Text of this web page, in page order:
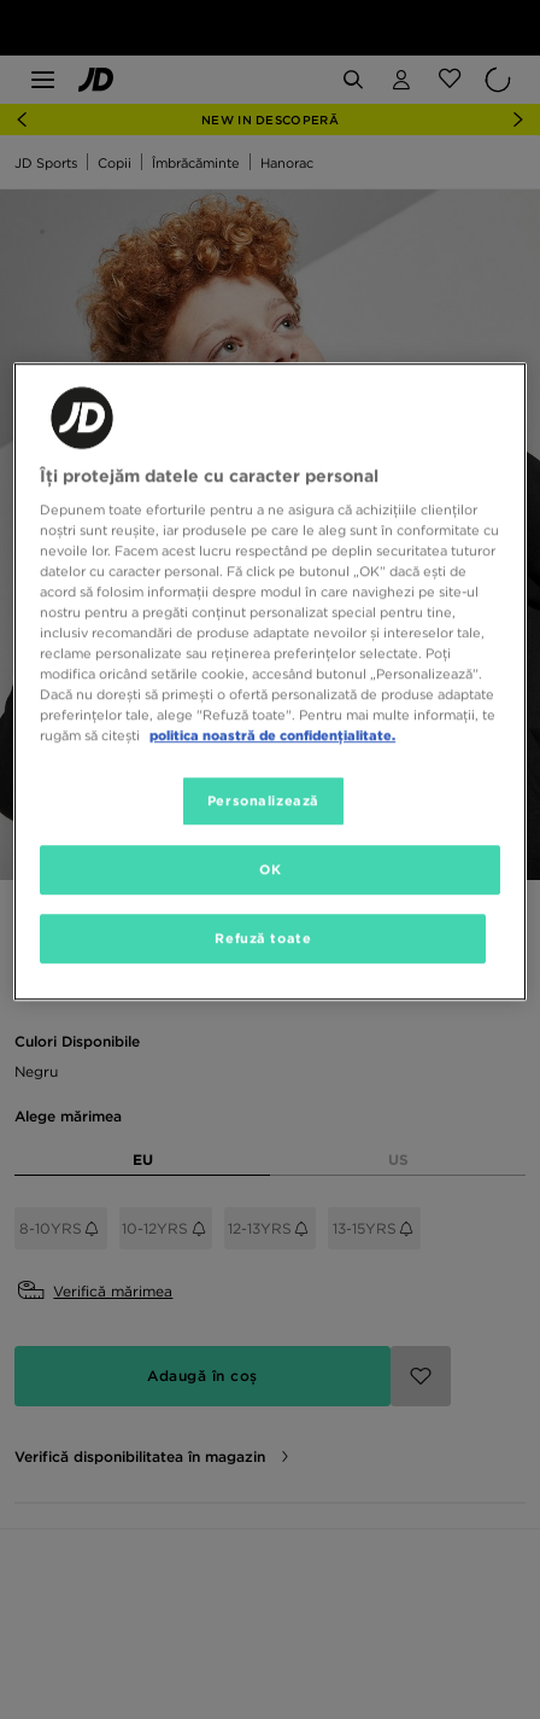
NEW IN DESCOPERĂ
JD Sports Copii Îmbrăcăminte Hanorac
FILA BLUZĂ CU GLUGĂ DODI LOGO OVERHEAD
Culori Disponibile
Negru
Alege mărimea
EU US
8-10YRS 10-12YRS 12-13YRS 13-15YRS
Verifică mărimea
Adaugă în coș
Verifică disponibilitatea în magazin
Îți protejăm datele cu caracter personal
Depunem toate eforturile pentru a ne asigura că achizițiile clienților
noștri sunt reușite, iar produsele pe care le aleg sunt în conformitate cu
nevoile lor. Facem acest lucru respectând pe deplin securitatea tuturor
datelor cu caracter personal. Fă click pe butonul „OK” dacă ești de
acord să folosim informații despre modul în care navighezi pe site-ul
nostru pentru a pregăti conținut personalizat special pentru tine,
inclusiv recomandări de produse adaptate nevoilor și intereselor tale,
reclame personalizate sau reținerea preferințelor selectate. Poți
modifica oricând setările cookie, accesând butonul „Personalizează”.
Dacă nu dorești să primești o ofertă personalizată de produse adaptate
preferințelor tale, alege "Refuză toate". Pentru mai multe informații, te
rugăm să citești
politica noastră de confidențialitate.
Personalizează
Refuză toate
OK